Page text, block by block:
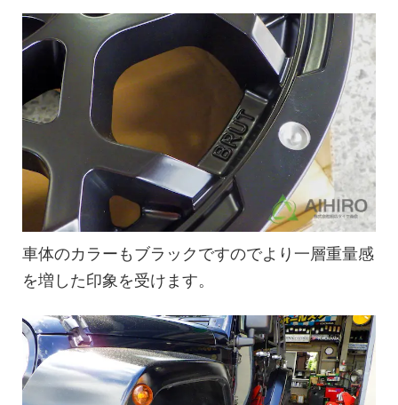
車体のカラーもブラックですのでより一層重量感
を増した印象を受けます。